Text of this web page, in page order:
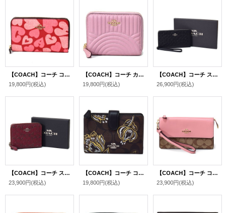
【COACH】コーチ コーティングキャンバス ロゴ ハート プリント ミディアム ジップ アラウンド ウォレット 財布 ジャスパーマルチ〔日本未発売〕
19,800円(税込)
【COACH】コーチ カーフレザー アート デコ キルティング スモール ジップ アラウンド 二つ折り 財布 ピンク〔日本未発売〕
19,800円(税込)
【COACH】コーチ スムース 型押し レザー シグネチャー ジップ ラージ フォン iPhone スマホ ウォレット リストレット 財布 専用BOX付 ブラック〔日本未発売〕
26,900円(税込)
【COACH】コーチ スムースレザー シグネチャー グリッター ラメ スモール ジップ アラウンド 二つ折り 財布 専用BOX付 ワイン（日本未発売）
23,900円(税込)
【COACH】コーチ コーティングキャンバス スムースレザー シグネチャー チューリップ 花柄 フラワー フローラル プリント ミディアム コーナー ジップ 二つ折り財布 チェスナッツメタリック（日本未発売）
19,800円(税込)
【COACH】コーチ コーティングキャンバス スムースレザー シグネチャー ブロック フォルドオーバー リストレット スマホ フォン ウォレット 二つ折り 財布 カーキ×ピンクペタル〔日本未発売〕
23,900円(税込)